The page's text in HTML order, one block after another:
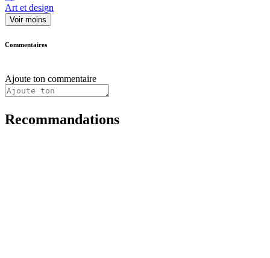
Art et design
Voir moins
Commentaires
Ajoute ton commentaire
Recommandations